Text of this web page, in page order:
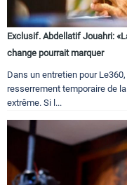
Exclusif. Abdellatif Jouahri:
change pourrait marquer
Dans un entretien pour
resserrement temporaire de
extrême. Si l...